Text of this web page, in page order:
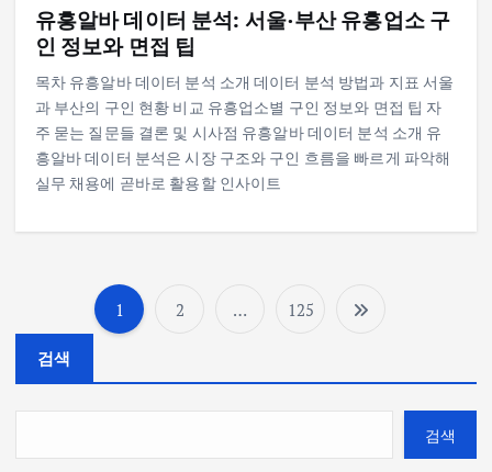
유흥알바 데이터 분석: 서울·부산 유흥업소 구
인 정보와 면접 팁
목차 유흥알바 데이터 분석 소개 데이터 분석 방법과 지표 서울
과 부산의 구인 현황 비교 유흥업소별 구인 정보와 면접 팁 자
주 묻는 질문들 결론 및 시사점 유흥알바 데이터 분석 소개 유
흥알바 데이터 분석은 시장 구조와 구인 흐름을 빠르게 파악해
실무 채용에 곧바로 활용할 인사이트
글
페
이
1 2 … 125
검색
검색